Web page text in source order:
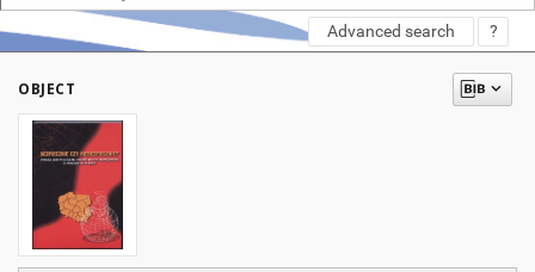
Advanced search ?
OBJECT